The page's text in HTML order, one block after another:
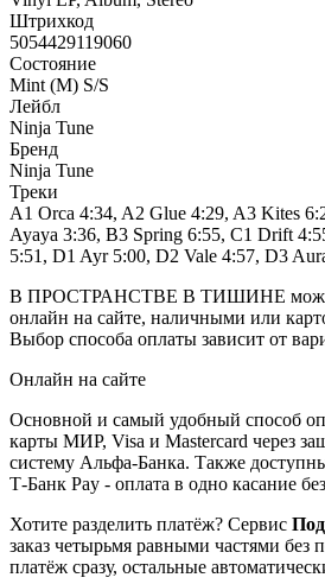
Штрихкод
5054429119060
Состояние
Mint (M) S/S
Лейбл
Ninja Tune
Бренд
Ninja Tune
Треки
A1 Orca 4:34, A2 Glue 4:29, A3 Kites
Ayaya 3:36, B3 Spring 6:55, C1 Drift
5:51, D1 Ayr 5:00, D2 Vale 4:57, D3
В ПРОСТРАНСТВЕ В ТИШИНЕ можно
онлайн на сайте, наличными или
Выбор способа оплаты зависит от
Онлайн на сайте
Основной и самый удобный способ
карты МИР, Visa и Mastercard через
систему Альфа-Банка. Также
Т-Банк Pay - оплата в одно касание
Хотите разделить платёж? Сервис
заказ четырьмя равными частями без
платёж сразу, остальные